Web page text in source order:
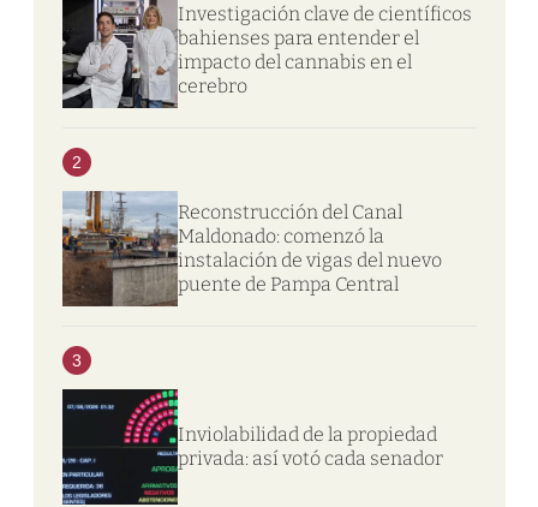
Investigación clave de científicos
bahienses para entender el
impacto del cannabis en el
cerebro
2
Reconstrucción del Canal
Maldonado: comenzó la
instalación de vigas del nuevo
puente de Pampa Central
3
Inviolabilidad de la propiedad
privada: así votó cada senador